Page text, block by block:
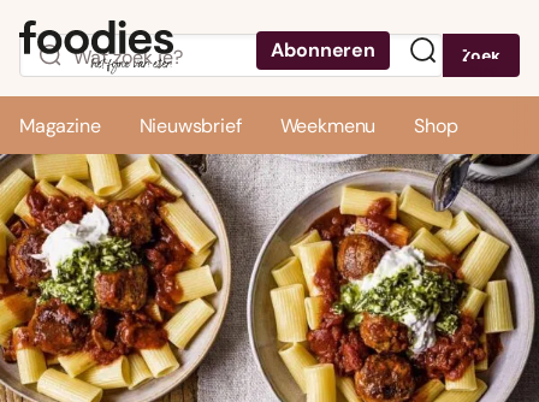
Abonneren Zoek
Magazine Nieuwsbrief Weekmenu Shop